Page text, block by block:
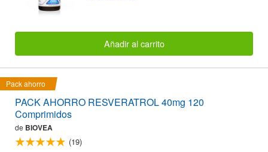
Añadir al carrito
Pack ahorro
PACK AHORRO RESVERATROL 40mg 120
Comprimidos
de BIOVEA
(19)